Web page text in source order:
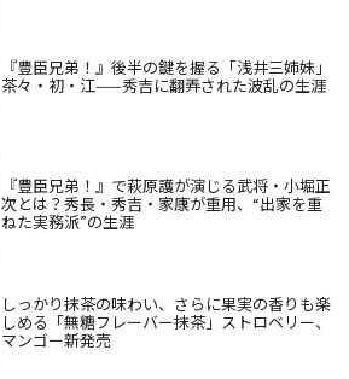
『豊臣兄弟！』後半の鍵を握る「浅井三姉妹」
茶々・初・江——秀吉に翻弄された波乱の生涯
『豊臣兄弟！』で萩原護が演じる武将・小堀正
次とは？秀長・秀吉・家康が重用、“出家を重
ねた実務派”の生涯
しっかり抹茶の味わい、さらに果実の香りも楽
しめる「無糖フレーバー抹茶」ストロベリー、
マンゴー新発売